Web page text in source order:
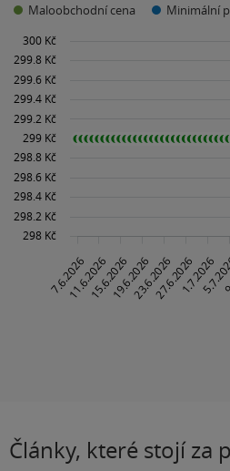
Maloobchodní cena Minimální
Články, které stojí za